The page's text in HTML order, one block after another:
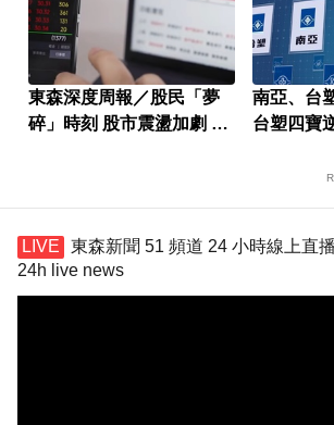
東森深度周報／股民「夢
碎」時刻 股市震盪加劇 投
南亞、台
台塑四寶
東森新聞 51 頻道 24 小時線上直
24h live news